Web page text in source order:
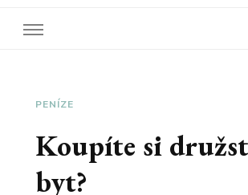
PENÍZE
Koupíte si
byt?